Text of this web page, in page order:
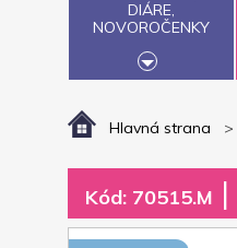
DIÁRE,
NOVOROČENKY
Hlavná strana
Kód: 70515.M |